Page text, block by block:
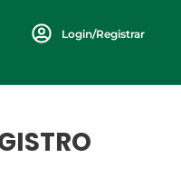
Login/Registrar